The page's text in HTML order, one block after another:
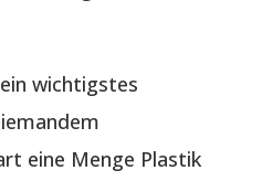
wichtigstes
eine Menge Plastik